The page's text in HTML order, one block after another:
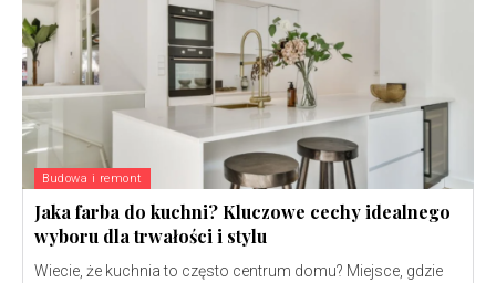
Budowa i remont
Jaka farba do kuchni? Kluczowe cechy idealnego
wyboru dla trwałości i stylu
Wiecie, że kuchnia to często centrum domu? Miejsce, gdzie